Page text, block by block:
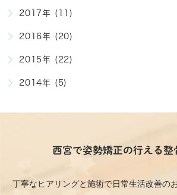
2017年 (11)
2016年 (20)
2015年 (22)
2014年 (5)
西宮で姿勢矯正の行える整
丁寧なヒアリングと施術で日常生活改善の